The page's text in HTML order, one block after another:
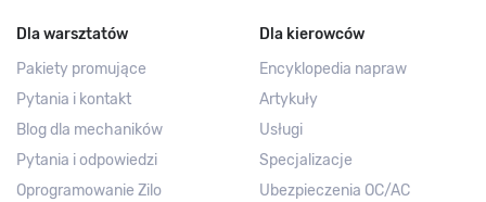
Dla warsztatów
Pakiety promujące
Pytania i kontakt
Blog dla mechaników
Pytania i odpowiedzi
Oprogramowanie Zilo
Dla kierowców
Encyklopedia napraw
Artykuły
Usługi
Specjalizacje
Ubezpieczenia OC/AC